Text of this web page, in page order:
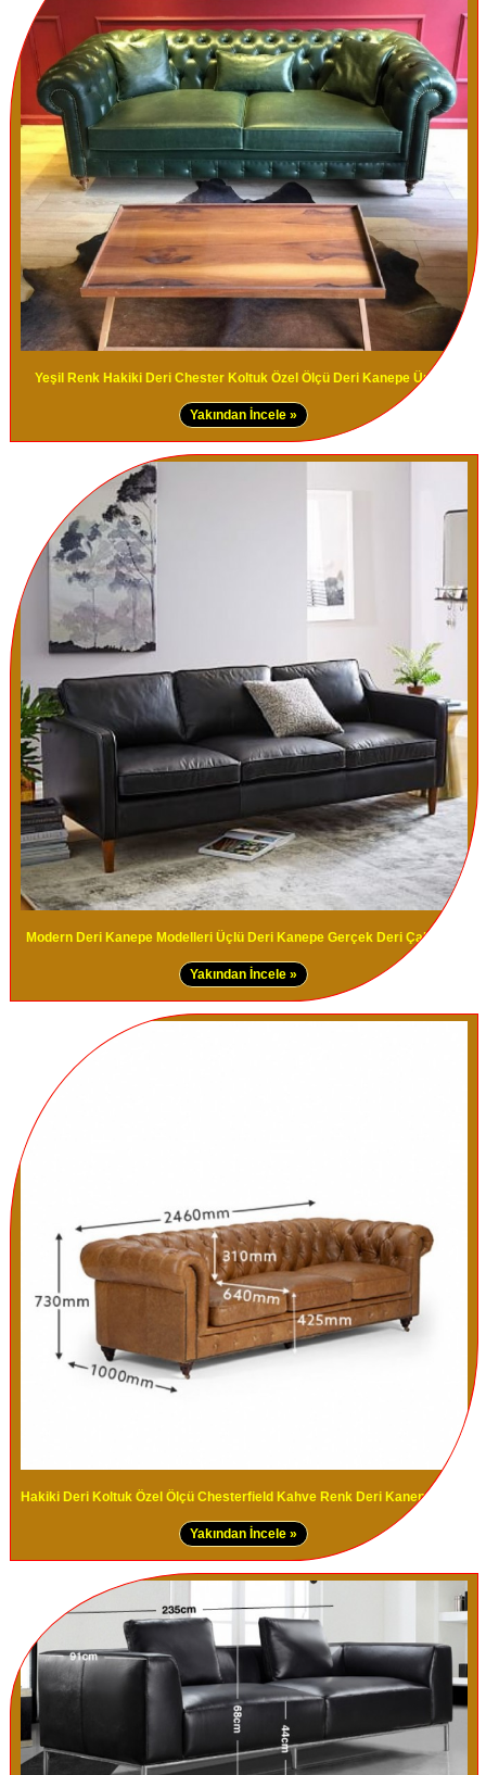
Yeşil Renk Hakiki Deri Chester Koltuk Özel Ölçü Deri Kanepe Üretimi
Yakından İncele »
Modern Deri Kanepe Modelleri Üçlü Deri Kanepe Gerçek Deri Çalışması
Yakından İncele »
Hakiki Deri Koltuk Özel Ölçü Chesterfield Kahve Renk Deri Kanepe Model
Yakından İncele »